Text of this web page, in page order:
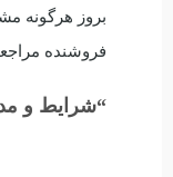
بروز هرگونه
فروشنده
“شرایط و